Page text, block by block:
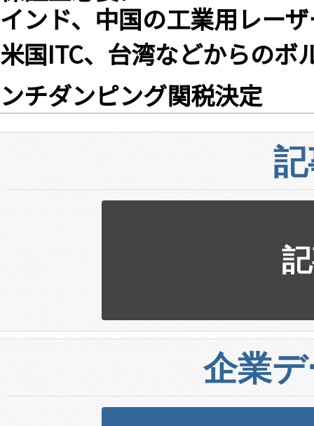
インド、中国の工業用レー
米国ITC、台湾などからのボ
ンチダンピング関税決定
企業